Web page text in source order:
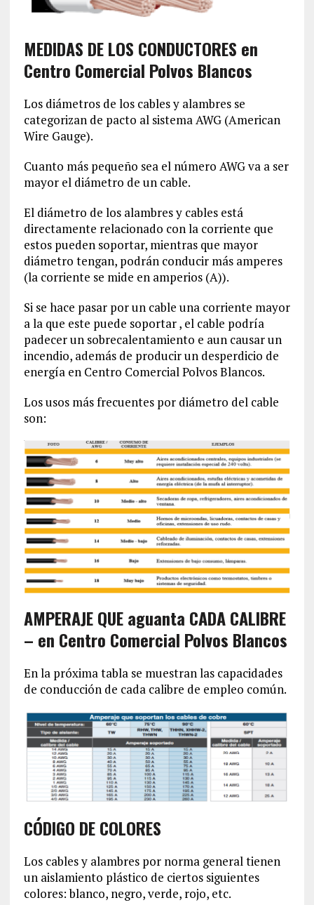
MEDIDAS DE LOS CONDUCTORES en
Centro Comercial Polvos Blancos
Los diámetros de los cables y alambres se
categorizan de pacto al sistema AWG (American
Wire Gauge).
Cuanto más pequeño sea el número AWG va a ser
mayor el diámetro de un cable.
El diámetro de los alambres y cables está
directamente relacionado con la corriente que
estos pueden soportar, mientras que mayor
diámetro tengan, podrán conducir más amperes
(la corriente se mide en amperios (A)).
Si se hace pasar por un cable una corriente mayor
a la que este puede soportar , el cable podría
padecer un sobrecalentamiento e aun causar un
incendio, además de producir un desperdicio de
energía en Centro Comercial Polvos Blancos.
Los usos más frecuentes por diámetro del cable
son:
AMPERAJE QUE aguanta CADA CALIBRE
– en Centro Comercial Polvos Blancos
En la próxima tabla se muestran las capacidades
de conducción de cada calibre de empleo común.
CÓDIGO DE COLORES
Los cables y alambres por norma general tienen
un aislamiento plástico de ciertos siguientes
colores: blanco, negro, verde, rojo, etc.